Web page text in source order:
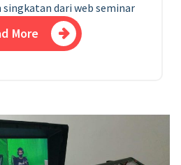
dari web seminar
More